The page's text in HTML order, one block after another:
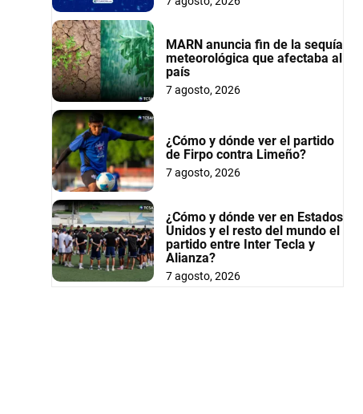
MARN anuncia fin de la sequía
meteorológica que afectaba al
país
7 agosto, 2026
¿Cómo y dónde ver el partido
de Firpo contra Limeño?
7 agosto, 2026
¿Cómo y dónde ver en Estados
Unidos y el resto del mundo el
partido entre Inter Tecla y
Alianza?
7 agosto, 2026